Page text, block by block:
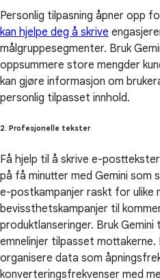
Personlig tilpasning åpner opp
kan hjelpe deg å skrive
målgruppesegmenter. Bruk
oppsummere store mengder
kan gjøre informasjon om
personlig tilpasset innhold.
2. Profesjonelle tekster
Få hjelp til å skrive e-
på få minutter med Gemini som
e-postkampanjer raskt for ulike
bevissthetskampanjer til
produktlanseringer. Bruk
emnelinjer tilpasset mottakerne.
organisere data som
konverteringsfrekvenser med